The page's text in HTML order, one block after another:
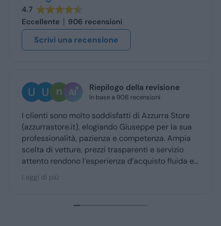
4.7
Eccellente
906 recensioni
Scrivi una recensione
Riepilogo della revisione
In base a 906 recensioni
sono molto soddisfatti di Azzurra Store
elogiando Giuseppe per la sua
pazienza e competenza. Ampia
di vetture, prezzi trasparenti e servizio
rendono l’esperienza d’acquisto fluida e
per la maggior parte degli utenti.
di più